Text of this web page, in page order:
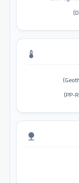
thermostat
nature